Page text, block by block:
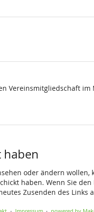
Vereinsmitgliedschaft im
haben
oder ändern wollen,
haben. Wenn Sie
Zusenden des Links